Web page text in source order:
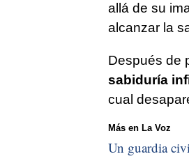
allá de su
alcanzar la
Después de
sabiduría
cual
Más en La Voz
Un guardia